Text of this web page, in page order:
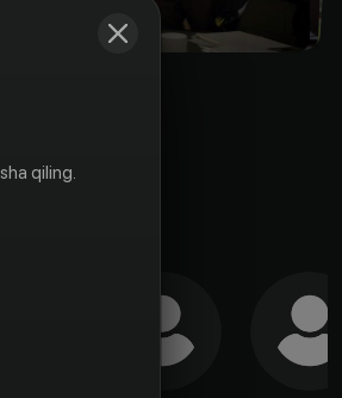
qiling.